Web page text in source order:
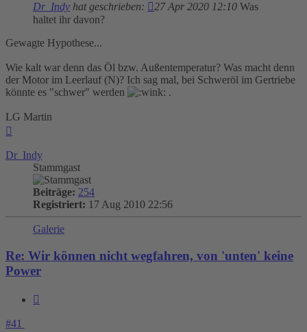
Dr_Indy hat geschrieben: 27 Apr 2020 12:10 Was
haltet ihr davon?
Gewagte Hypothese...
Wie kalt war denn das Öl bzw. Außentemperatur? Was macht denn
der Motor im Leerlauf (N)? Ich sag mal, bei Schweröl im Gertriebe
könnte es "schwer" werden
.
LG Martin
Dr_Indy
Stammgast
Beiträge: 254
Registriert: 17 Aug 2010 22:56
Galerie
Re: Wir können nicht wegfahren, von 'unten' keine
Power
#41